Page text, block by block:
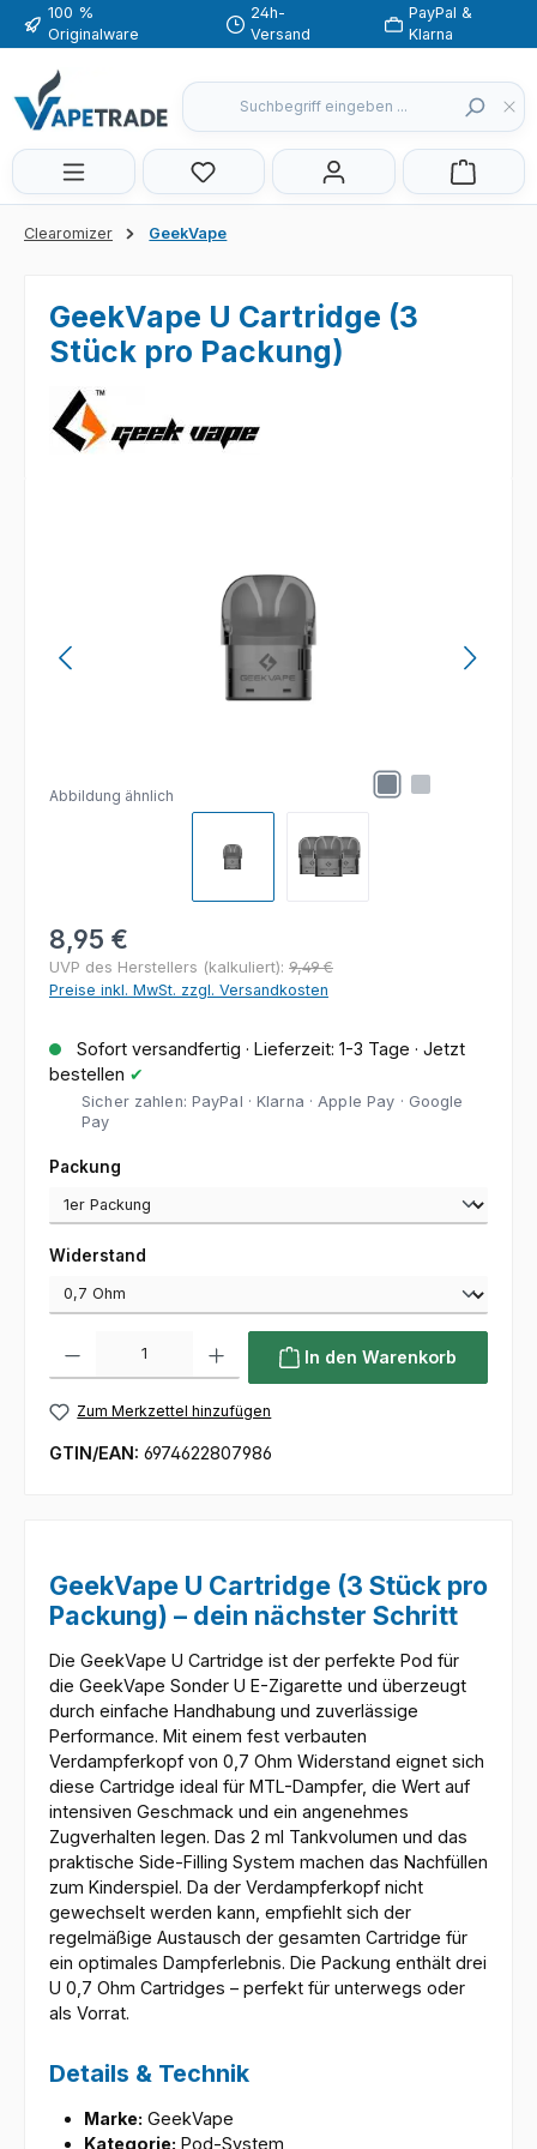
Zum Hauptinhalt springen
100 %
Originalware
24h-
Versand
PayPal &
Klarna
Du hast 0 Produkte auf dem
Clearomizer GeekVape
GeekVape U Cartridge (3
Stück pro Packung)
Abbildung ähnlich
Regulärer Preis:
8,95 €
UVP des Herstellers (kalkuliert): 9,49 €
Preise inkl. MwSt. zzgl. Versandkosten
Sofort versandfertig · Lieferzeit: 1-3 Tage · Jetzt
bestellen ✔
Sicher zahlen: PayPal · Klarna · Apple Pay · Google
Pay
Packung
Widerstand
In den Warenkorb
Zum Merkzettel hinzufügen
GTIN/EAN: 6974622807986
GeekVape U Cartridge (3 Stück pro
Packung) – dein nächster Schritt
Die GeekVape U Cartridge ist der perfekte Pod für
die GeekVape Sonder U E-Zigarette und überzeugt
durch einfache Handhabung und zuverlässige
Performance. Mit einem fest verbauten
Verdampferkopf von 0,7 Ohm Widerstand eignet sich
diese Cartridge ideal für MTL-Dampfer, die Wert auf
intensiven Geschmack und ein angenehmes
Zugverhalten legen. Das 2 ml Tankvolumen und das
praktische Side-Filling System machen das Nachfüllen
zum Kinderspiel. Da der Verdampferkopf nicht
gewechselt werden kann, empfiehlt sich der
regelmäßige Austausch der gesamten Cartridge für
ein optimales Dampferlebnis. Die Packung enthält drei
U 0,7 Ohm Cartridges – perfekt für unterwegs oder
als Vorrat.
Details & Technik
Marke: GeekVape
Kategorie: Pod-System